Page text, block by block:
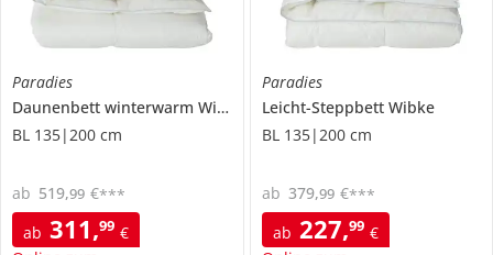
Paradies
Daunenbett winterwarm Wibke
BL 135|200 cm
ab 311,99 €
ab 519,99 €***
Paradies
Leicht-Steppbett Wibke
BL 135|200 cm
ab 227,99 €
ab 379,99 €***